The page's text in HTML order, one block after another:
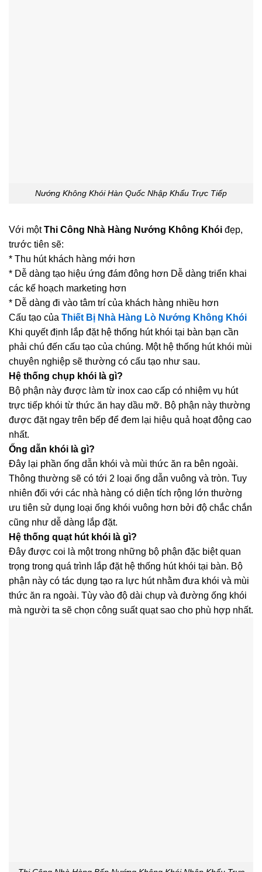
Nướng Không Khói Hàn Quốc Nhập Khẩu Trực Tiếp
Với mộtThi Công Nhà Hàng Nướng Không Khói đẹp,
trước tiên sẽ:
* Thu hút khách hàng mới hơn
* Dễ dàng tạo hiệu ứng đám đông hơn Dễ dàng triển khai
các kế hoạch marketing hơn
* Dễ dàng đi vào tâm trí của khách hàng nhiều hơn
Cấu tạo của Thiết Bị Nhà Hàng Lò Nướng Không Khói
Khi quyết định lắp đặt hệ thống hút khói tại bàn bạn cần
phải chú đến cấu tạo của chúng. Một hệ thống hút khói mùi
chuyên nghiệp sẽ thường có cấu tạo như sau.
Hệ thống chụp khói là gì?
Bộ phận này được làm từ inox cao cấp có nhiệm vụ hút
trực tiếp khói từ thức ăn hay dầu mỡ. Bộ phận này thường
được đặt ngay trên bếp để đem lại hiệu quả hoạt động cao
nhất.
Ống dẫn khói là gì?
Đây lại phần ống dẫn khói và mùi thức ăn ra bên ngoài.
Thông thường sẽ có tới 2 loại ống dẫn vuông và tròn. Tuy
nhiên đối với các nhà hàng có diện tích rộng lớn thường
ưu tiên sử dụng loại ống khói vuông hơn bởi độ chắc chắn
cũng như dễ dàng lắp đặt.
Hệ thống quạt hút khói là gì?
Đây được coi là một trong những bộ phận đặc biệt quan
trọng trong quá trình lắp đặt hệ thống hút khói tại bàn. Bộ
phận này có tác dụng tạo ra lực hút nhằm đưa khói và mùi
thức ăn ra ngoài. Tùy vào độ dài chụp và đường ống khói
mà người ta sẽ chọn công suất quạt sao cho phù hợp nhất.